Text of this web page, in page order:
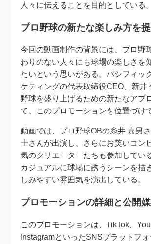
人々に伝えることを目的としている。
プロ野球の新たな楽しみ方を
今回の動画制作の背景には、プロ野
わりのない人々にも球場の楽しさを
たいという思いがある。パシフィッ
ケティングの代表取締役CEO、新井
野球を盛り上げるための新たなアプ
て、このプロモーションを位置づけ
動画では、プロ野球OBの糸井 嘉男
士さんが出演し、さらにお笑いコン
気のクリエーターたちも参加してい
カジュアルに球場に誘うシーンを描
しみやすい雰囲気を演出している。
プロモーションの詳細と公開
このプロモーションは、TikTok、
InstagramといったSNSプラットフ